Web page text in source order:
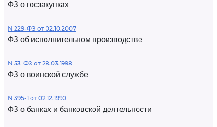
ФЗ о госзакупках
N 229-ФЗ от 02.10.2007
ФЗ об исполнительном производстве
N 53-ФЗ от 28.03.1998
ФЗ о воинской службе
N 395-1 от 02.12.1990
ФЗ о банках и банковской деятельности